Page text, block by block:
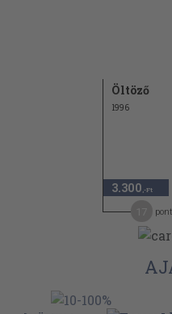
Öltöző
1996
3.300 ,-Ft